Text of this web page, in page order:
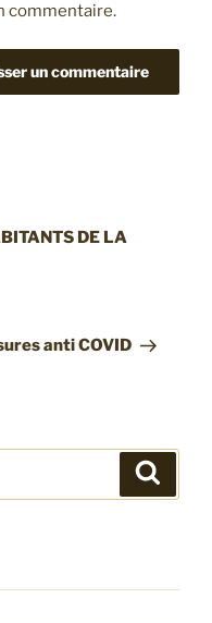
commentaire.
DE LA
anti COVID